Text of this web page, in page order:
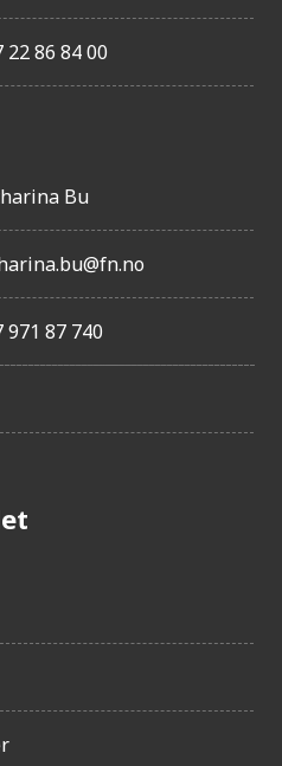
22 86 84 00
Bu
971 87 740